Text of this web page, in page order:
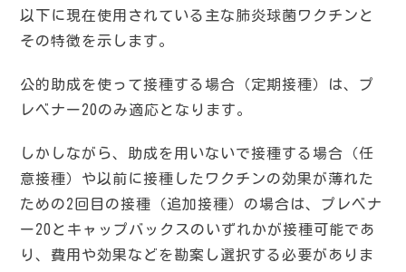
以下に現在使用されている主な肺炎球菌ワクチンと
その特徴を示します。
公的助成を使って接種する場合（定期接種）は、プ
レベナー20のみ適応となります。
しかしながら、助成を用いないで接種する場合（任
意接種）や以前に接種したワクチンの効果が薄れた
ための2回目の接種（追加接種）の場合は、プレベナ
ー20とキャップバックスのいずれかが接種可能であ
り、費用や効果などを勘案し選択する必要がありま